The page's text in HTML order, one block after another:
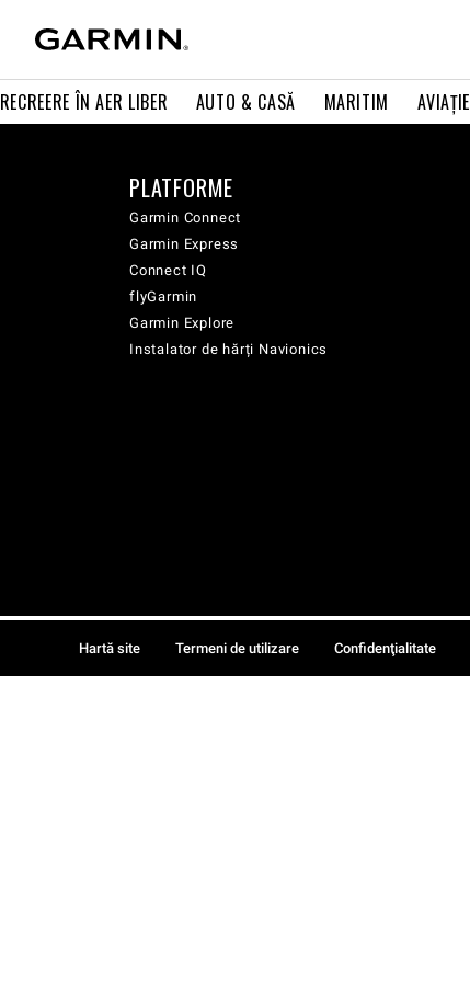
RECREERE ÎN AER LIBER AUTO & CASĂ MARITIM AVIAŢIE
PLATFORME
Garmin Connect
Garmin Express
Connect IQ
flyGarmin
Garmin Explore
Instalator de hărți Navionics
Hartă site Termeni de utilizare Confidenţialitate